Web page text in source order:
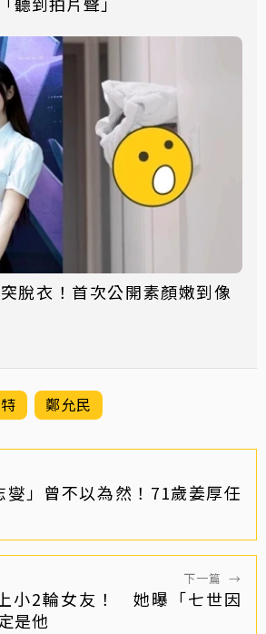
脫衣！首次公開素顏嫩到像
鄭允民
燮」曾不以為然！71歲姜厚任
下一篇 →
小2輪女友！ 她曝「七世因
是他